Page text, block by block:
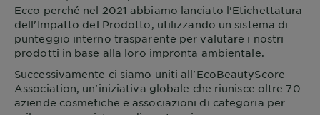
Ecco perché nel 2021 abbiamo lanciato l'Etichettatura
dell'Impatto del Prodotto, utilizzando un sistema di
punteggio interno trasparente per valutare i nostri
prodotti in base alla loro impronta ambientale.
Successivamente ci siamo uniti all'EcoBeautyScore
Association, un'iniziativa globale che riunisce oltre 70
aziende cosmetiche e associazioni di categoria per